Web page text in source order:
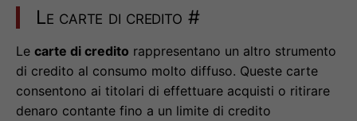
Le carte di credito #
Le carte di credito rappresentano un altro strumento
di credito al consumo molto diffuso. Queste carte
consentono ai titolari di effettuare acquisti o ritirare
denaro contante fino a un limite di credito